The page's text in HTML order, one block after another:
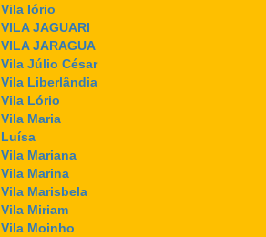
Vila Iório
VILA JAGUARI
VILA JARAGUA
Vila Júlio César
Vila Liberlândia
Vila Lório
Vila Maria
Luísa
Vila Mariana
Vila Marina
Vila Marisbela
Vila Miriam
Vila Moinho